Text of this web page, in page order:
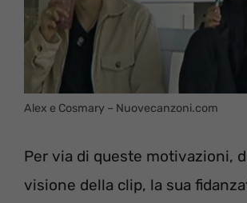
Alex e Cosmary – Nuovecanzoni.com
Per via di queste motivazioni,
visione della clip, la sua